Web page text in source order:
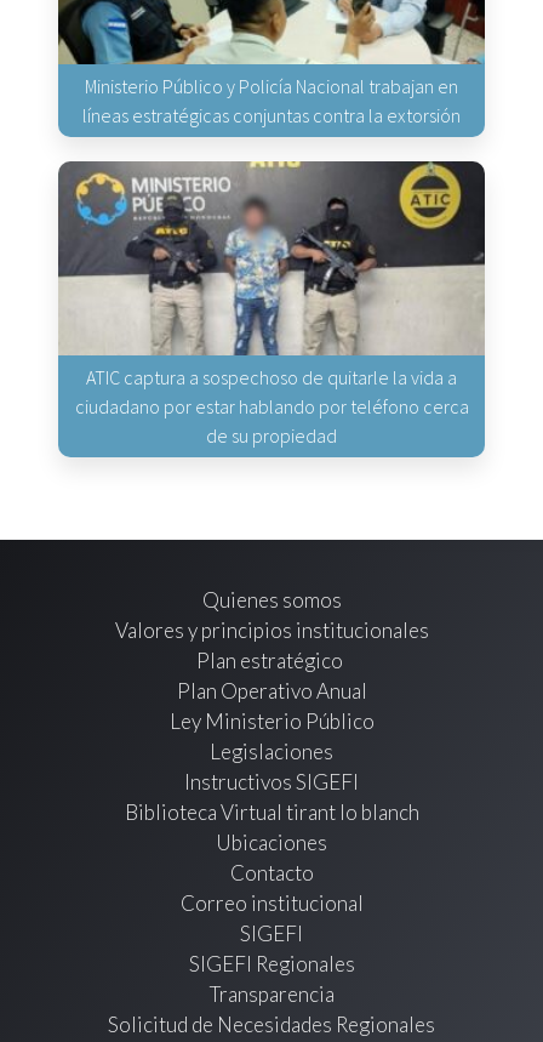
Ministerio Público y Policía Nacional trabajan en
líneas estratégicas conjuntas contra la extorsión
ATIC captura a sospechoso de quitarle la vida a
ciudadano por estar hablando por teléfono cerca
de su propiedad
Quienes somos
Valores y principios institucionales
Plan estratégico
Plan Operativo Anual
Ley Ministerio Público
Legislaciones
Instructivos SIGEFI
Biblioteca Virtual tirant lo blanch
Ubicaciones
Contacto
Correo institucional
SIGEFI
SIGEFI Regionales
Transparencia
Solicitud de Necesidades Regionales